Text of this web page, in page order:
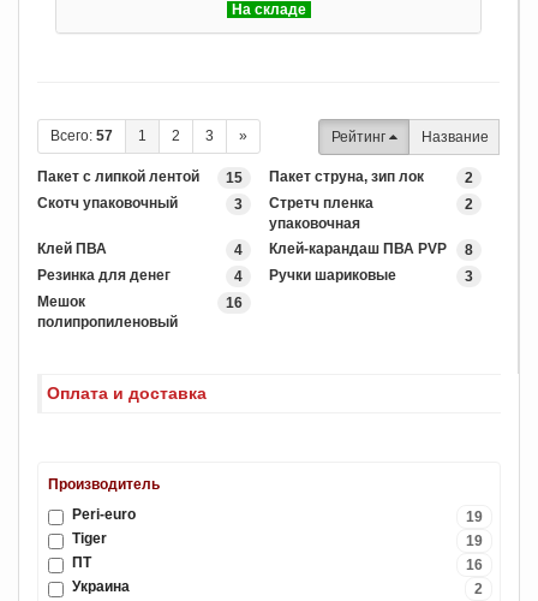
На складе
Всего: 57 1 2 3 » Рейтинг Название
15
Пакет с липкой лентой 2
Пакет струна, зип лок
3
Скотч упаковочный 2
Стретч пленка
упаковочная
4
Клей ПВА 8
Клей-карандаш ПВА PVP
4
Резинка для денег 3
Ручки шариковые
16
Мешок
полипропиленовый
Оплата и доставка
Производитель
19
Peri-euro
19
Tiger
16
ПТ
2
Украина